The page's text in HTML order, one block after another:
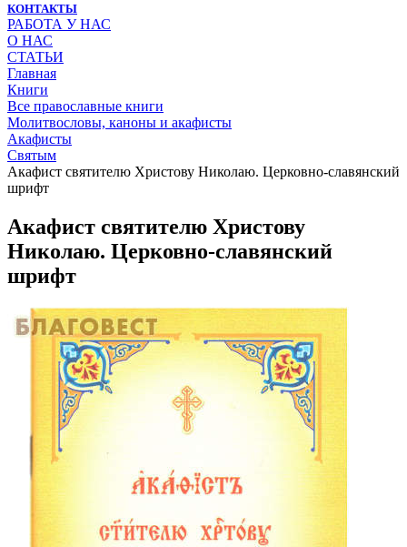
КОНТАКТЫ
РАБОТА У НАС
О НАС
СТАТЬИ
Главная
Книги
Все православные книги
Молитвословы, каноны и акафисты
Акафисты
Святым
Акафист святителю Христову Николаю. Церковно-славянский
шрифт
Акафист святителю Христову
Николаю. Церковно-славянский
шрифт